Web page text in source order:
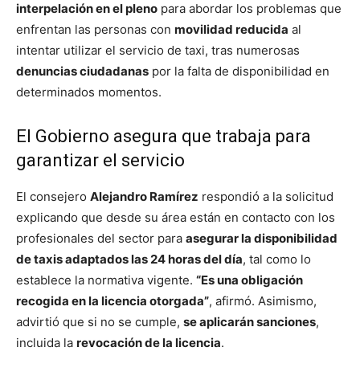
interpelación en el pleno para abordar los problemas que
enfrentan las personas con movilidad reducida al
intentar utilizar el servicio de taxi, tras numerosas
denuncias ciudadanas por la falta de disponibilidad en
determinados momentos.
El Gobierno asegura que trabaja para
garantizar el servicio
El consejero Alejandro Ramírez respondió a la solicitud
explicando que desde su área están en contacto con los
profesionales del sector para asegurar la disponibilidad
de taxis adaptados las 24 horas del día, tal como lo
establece la normativa vigente. “Es una obligación
recogida en la licencia otorgada”, afirmó. Asimismo,
advirtió que si no se cumple, se aplicarán sanciones,
incluida la revocación de la licencia.